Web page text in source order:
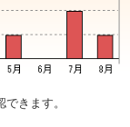
きます。